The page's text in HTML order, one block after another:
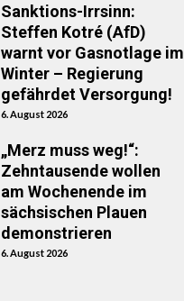
Sanktions-Irrsinn:
Steffen Kotré (AfD)
warnt vor Gasnotlage im
Winter – Regierung
gefährdet Versorgung!
6. August 2026
„Merz muss weg!“:
Zehntausende wollen
am Wochenende im
sächsischen Plauen
demonstrieren
6. August 2026